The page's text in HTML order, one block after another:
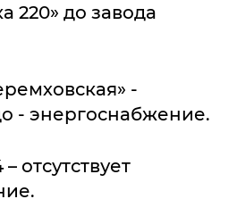
220» до завода
-
- энергоснабжение.
отсутствует